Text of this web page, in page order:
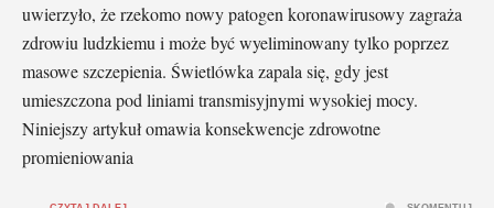
uwierzyło, że rzekomo nowy patogen koronawirusowy zagraża
zdrowiu ludzkiemu i może być wyeliminowany tylko poprzez
masowe szczepienia. Świetlówka zapala się, gdy jest
umieszczona pod liniami transmisyjnymi wysokiej mocy.
Niniejszy artykuł omawia konsekwencje zdrowotne
promieniowania